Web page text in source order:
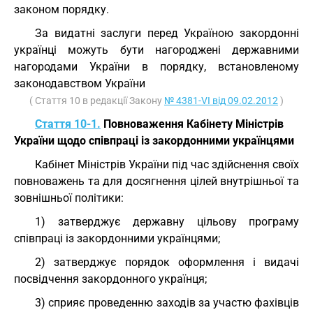
законом порядку.
За видатні заслуги перед Україною закордонні
українці можуть бути нагороджені державними
нагородами України в порядку, встановленому
законодавством України
( Стаття 10 в редакції Закону № 4381-VI від 09.02.2012 )
Стаття 10-1. Повноваження Кабінету Міністрів
України щодо співпраці із закордонними українцями
Кабінет Міністрів України під час здійснення своїх
повноважень та для досягнення цілей внутрішньої та
зовнішньої політики:
1) затверджує державну цільову програму
співпраці із закордонними українцями;
2) затверджує порядок оформлення і видачі
посвідчення закордонного українця;
3) сприяє проведенню заходів за участю фахівців